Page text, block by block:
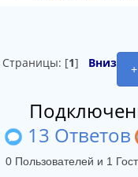
+
Страницы: [1] Вниз
13 Ответов
0 Пользователей и 1